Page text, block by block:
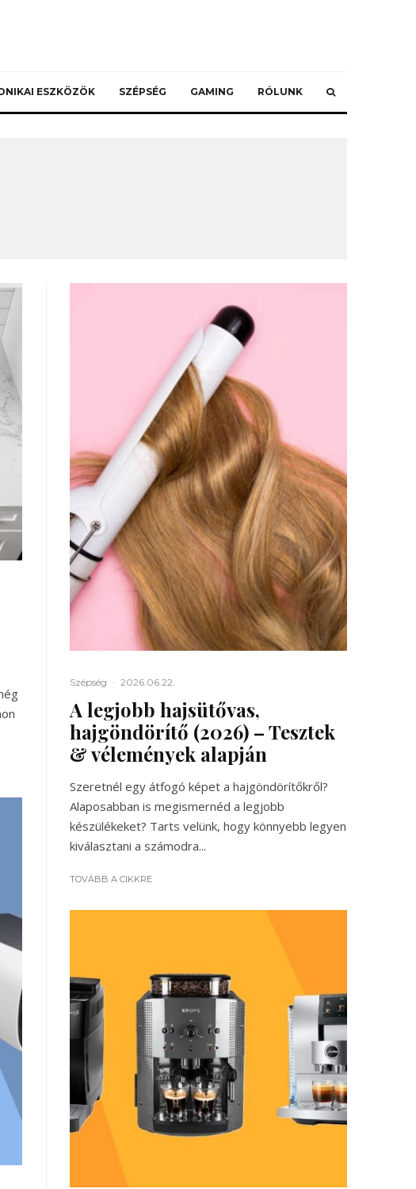
ESZKÖZÖK SZÉPSÉG GAMING RÓLUNK
Szépség · 2026.06.22.
A legjobb hajsütővas,
hajgöndörítő (2026) – Tesztek
& vélemények alapján
Szeretnél egy átfogó képet a hajgöndörítőkről?
Alaposabban is megismernéd a legjobb
készülékeket? Tarts velünk, hogy könnyebb legyen
kiválasztani a számodra...
TOVÁBB A CIKKRE